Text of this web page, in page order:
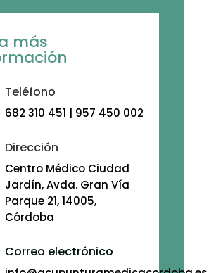
más
Teléfono
682 310 451 | 957 450 002
Dirección
Centro Médico Ciudad
Jardín, Avda. Gran Vía
Parque 21, 14005,
Córdoba
Correo electrónico